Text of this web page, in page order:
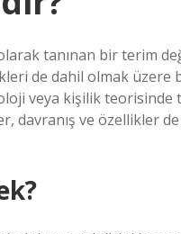
tanınan bir terim
de dahil olmak
veya kişilik
davranış ve özellikler